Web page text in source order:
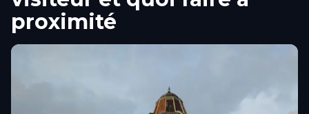
proximité